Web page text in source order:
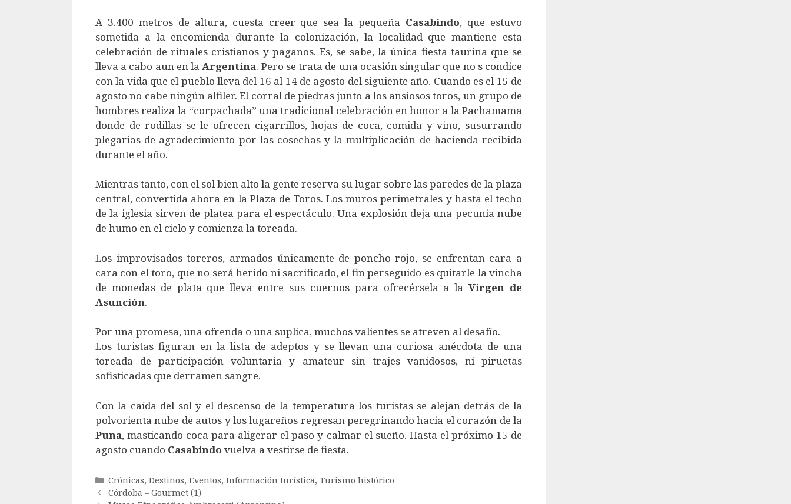
A 3.400 metros de altura, cuesta creer que sea la pequeña Casabindo, que estuvo
sometida a la encomienda durante la colonización, la localidad que mantiene esta
celebración de rituales cristianos y paganos. Es, se sabe, la única fiesta taurina que se
lleva a cabo aun en laArgentina. Pero se trata de una ocasión singular que no s condice
con la vida que el pueblo lleva del 16 al 14 de agosto del siguiente año. Cuando es el 15 de
agosto no cabe ningún alfiler. El corral de piedras junto a los ansiosos toros, un grupo de
hombres realiza la “corpachada” una tradicional celebración en honor a la Pachamama
donde de rodillas se le ofrecen cigarrillos, hojas de coca, comida y vino, susurrando
plegarias de agradecimiento por las cosechas y la multiplicación de hacienda recibida
durante el año.
Mientras tanto, con el sol bien alto la gente reserva su lugar sobre las paredes de la plaza
central, convertida ahora en la Plaza de Toros. Los muros perimetrales y hasta el techo
de la iglesia sirven de platea para el espectáculo. Una explosión deja una pecunia nube
de humo en el cielo y comienza la toreada.
Los improvisados toreros, armados únicamente de poncho rojo, se enfrentan cara a
cara con el toro, que no será herido ni sacrificado, el fin perseguido es quitarle la vincha
de monedas de plata que lleva entre sus cuernos para ofrecérsela a laVirgen de
Asunción.
Por una promesa, una ofrenda o una suplica, muchos valientes se atreven al desafío.
Los turistas figuran en la lista de adeptos y se llevan una curiosa anécdota de una
toreada de participación voluntaria y amateur sin trajes vanidosos, ni piruetas
sofisticadas que derramen sangre.
Con la caída del sol y el descenso de la temperatura los turistas se alejan detrás de la
polvorienta nube de autos y los lugareños regresan peregrinando hacia el corazón de la
Puna, masticando coca para aligerar el paso y calmar el sueño. Hasta el próximo 15 de
agosto cuando Casabindo vuelva a vestirse de fiesta.
Categorías
Crónicas, Destinos, Eventos, Información turística, Turismo histórico
Córdoba – Gourmet (1)